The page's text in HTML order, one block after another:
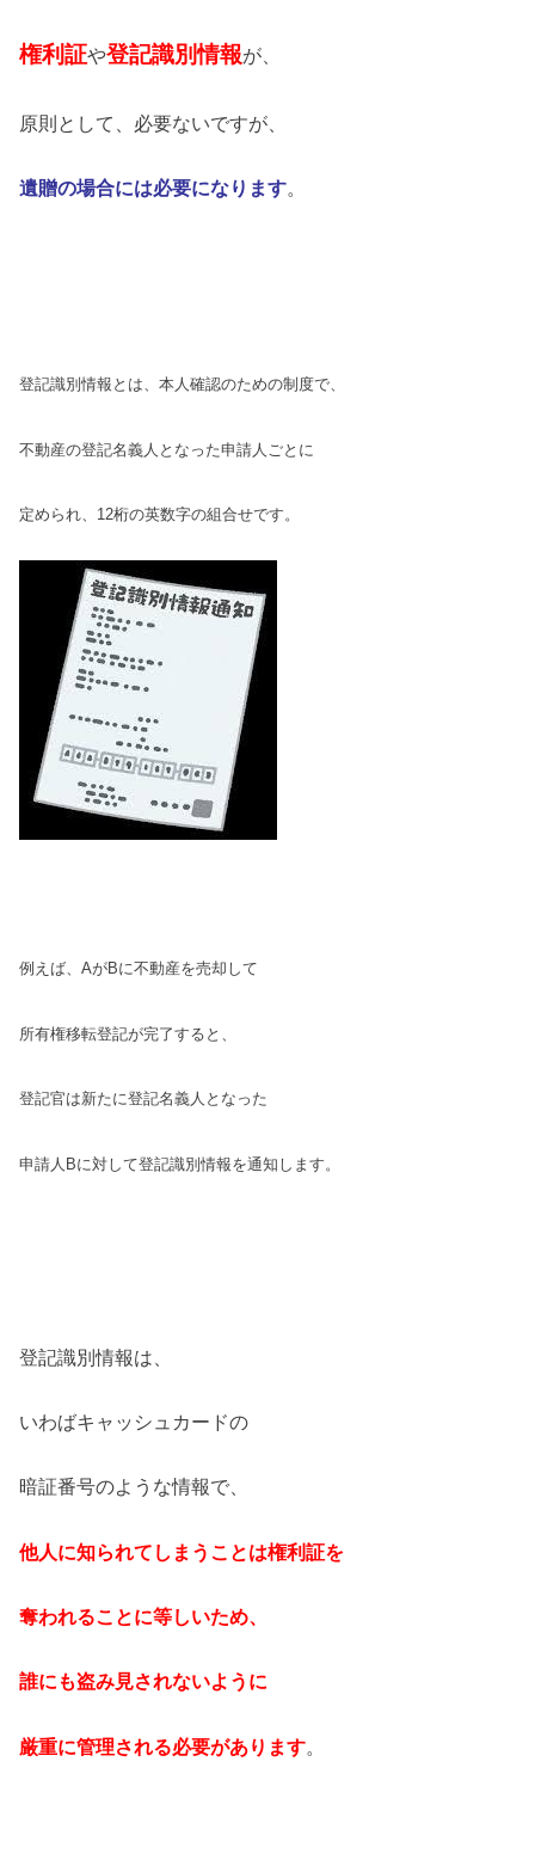
権利証や登記識別情報が、
原則として、必要ないですが、
遺贈の場合には必要になります。
登記識別情報とは、本人確認のための制度で、
不動産の登記名義人となった申請人 ごとに
定められ、12桁の英数字の組合せです。
例えば、AがBに不動産を売却して
所有権移転登記が完了すると、
登記官は新たに登記名義人となった
申請人Bに対して登記識別情報を通知します。
登記識別情報は、
いわばキャッシュカードの
暗証番号のような情報で、
他人に知られてしまうことは権利証を
奪われることに等しいため、
誰にも盗み見されないように
厳重に管理される必要があります。